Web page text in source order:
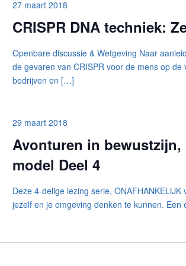
27 maart 2018
CRISPR DNA techniek:
Openbare discussie & Wetgeving Naar
de gevaren van CRISPR voor de mens op
bedrijven en […]
29 maart 2018
Avonturen in
model Deel 4
Deze 4-delige lezing serie,
jezelf en je omgeving denken te kunnen.